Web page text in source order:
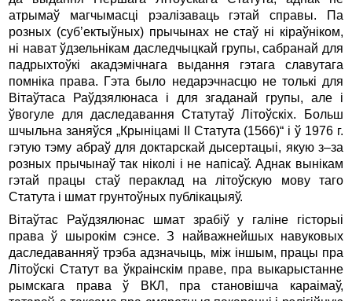
атрымаў магчымасці рэалізаваць гэтай справы. Па
розных (суб’ектыўных) прычынах не стаў ні кіраўніком,
ні нават ўдзельнікам даследчыцкай групы, сабранай для
падрыхтоўкі акадэмічнага выдання гэтага славутага
помніка права. Гэта было недарэчнасцю не толькі для
Вітаўтаса Раўдзялюнаса і для згаданай групы, але і
ўвогуле для даследавання Статутаў Літоўскіх. Больш
шчыльна заняўся „Крыніцамі II Статута (1566)“ і ў 1976 г.
гэтую тэму абраў для доктарскай дысертацыі, якую з–за
розных прычынаў так ніколі і не напісаў. Аднак вынікам
гэтай працы стаў пераклад на літоўскую мову таго
Статута і шмат грунтоўных публікацыяў.
Вітаўтас Раўдзялюнас шмат зрабіў у галiне гісторыі
права ў шырокiм сэнсе. З найважнейшых навуковых
даследаванняў трэба адзначыць, між іншым, працы пра
Літоўскі Статут ва ўкраінскім праве, пра выкарыстанне
рымскага права ў ВКЛ, пра становішча караімаў,